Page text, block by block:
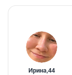
Ирина,44